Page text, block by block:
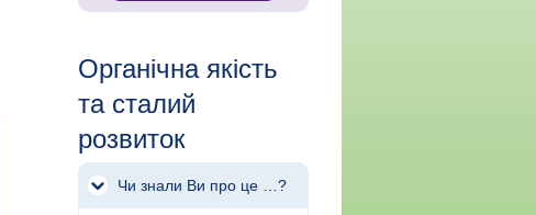
Органічна якість
та сталий
розвиток
Чи знали Ви про це …?